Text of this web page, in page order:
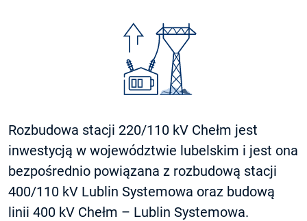
Rozbudowa stacji 220/110 kV Chełm jest
inwestycją w województwie lubelskim i jest ona
bezpośrednio powiązana z rozbudową stacji
400/110 kV Lublin Systemowa oraz budową
linii 400 kV Chełm – Lublin Systemowa.